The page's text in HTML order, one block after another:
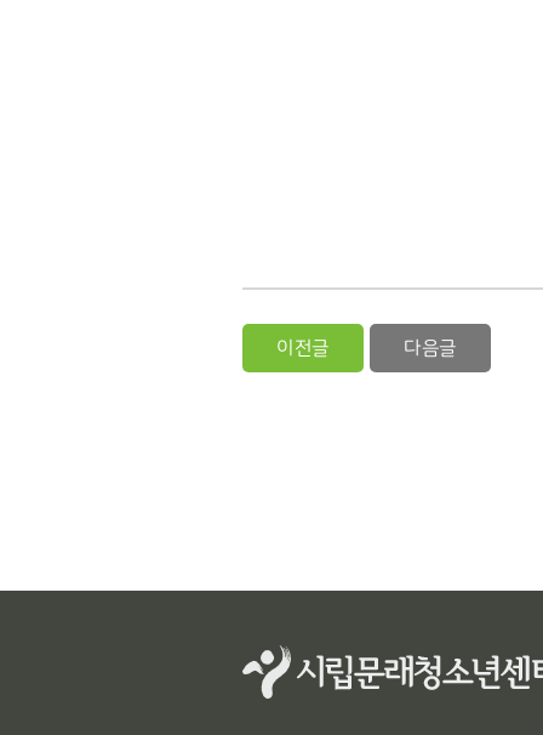
이전글 다음글